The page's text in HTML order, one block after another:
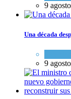
9
Una década
9